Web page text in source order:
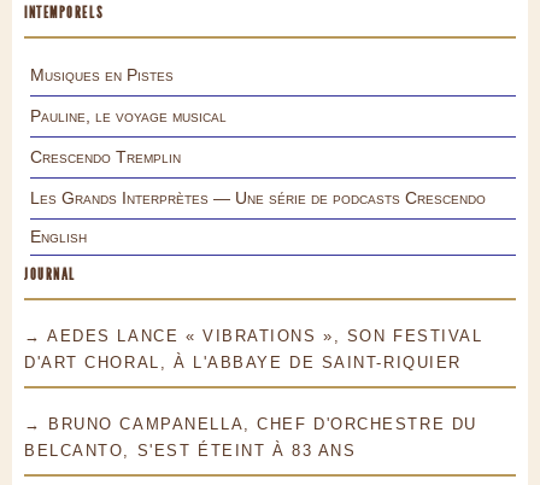
INTEMPORELS
Musiques en Pistes
Pauline, le voyage musical
Crescendo Tremplin
Les Grands Interprètes — Une série de podcasts Crescendo
English
JOURNAL
→ AEDES LANCE « VIBRATIONS », SON FESTIVAL
D'ART CHORAL, À L'ABBAYE DE SAINT-RIQUIER
→ BRUNO CAMPANELLA, CHEF D'ORCHESTRE DU
BELCANTO, S'EST ÉTEINT À 83 ANS